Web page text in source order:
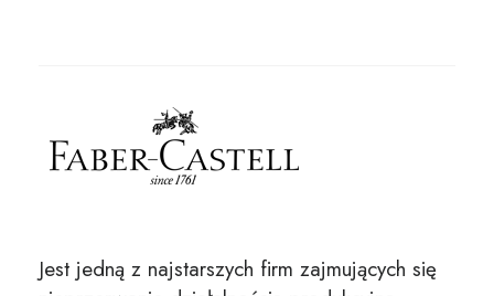
Jest jedną z najstarszych firm zajmujących się